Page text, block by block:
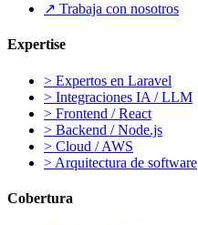
↗ Trabaja con nosotros
Expertise
> Expertos en Laravel
> Integraciones IA / LLM
> Frontend / React
> Backend / Node.js
> Cloud / AWS
> Arquitectura de software
Cobertura